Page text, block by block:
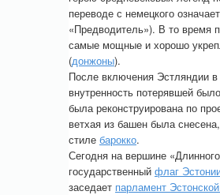
переводе с немецкого
«Предводитель»). В то время
самые мощные и хорошо
(донжоны).
После включения Эстляндии в
внутренность потерявшей
была реконструирована по
ветхая из башен была
стиле барокко.
Сегодня на вершине
государственный флаг
заседает парламент